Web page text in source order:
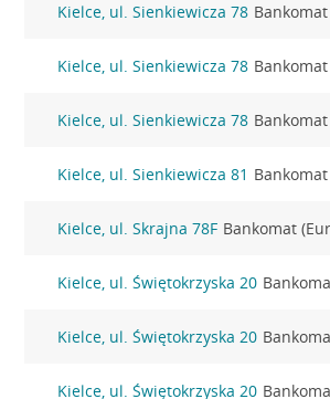
Kielce, ul. Sienkiewicza 78
Kielce, ul. Sienkiewicza 78
Kielce, ul. Sienkiewicza 78
Kielce, ul. Sienkiewicza 81
Kielce, ul. Skrajna 78F Bankomat
Kielce, ul. Świętokrzyska 20
Kielce, ul. Świętokrzyska 20
Kielce, ul. Świętokrzyska 20